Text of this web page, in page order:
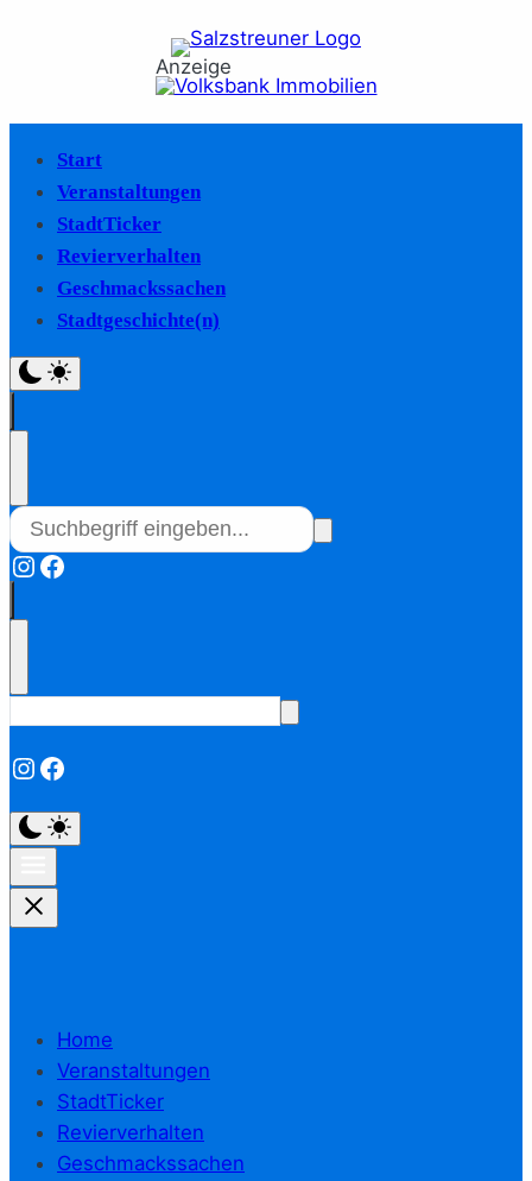
Anzeige
Start
Veranstaltungen
StadtTicker
Revierverhalten
Geschmackssachen
Stadtgeschichte(n)
Instagram
Facebook
Instagram
Facebook
Home
Veranstaltungen
StadtTicker
Revierverhalten
Geschmackssachen